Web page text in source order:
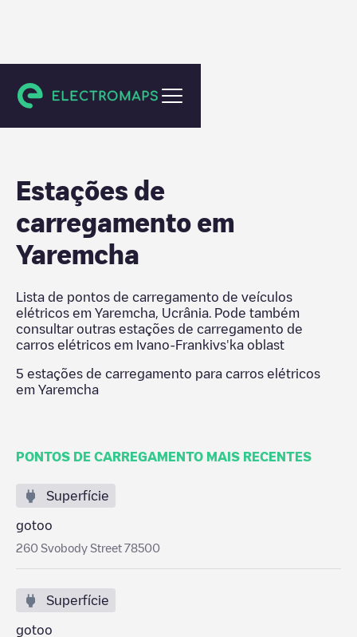
Ivano-Frankivs'ka oblast
Estações de
carregamento em
Yaremcha
Lista de pontos de carregamento de veículos
elétricos em Yaremcha Ucrânia . Pode também
consultar outras estações de carregamento de
carros elétricos em Ivano-Frankivs'ka oblast
5 estações de carregamento para carros elétricos
em Yaremcha
PONTOS DE CARREGAMENTO MAIS RECENTES
Superfície
gotoo
260 Svobody Street 78500
Superfície
gotoo